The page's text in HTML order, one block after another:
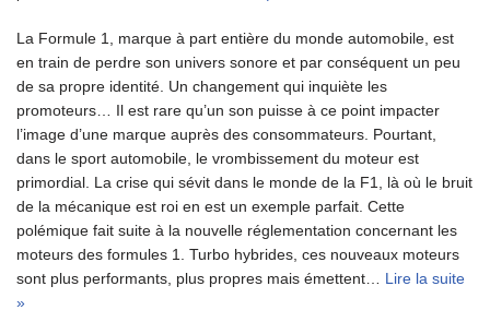
La Formule 1, marque à part entière du monde automobile, est
en train de perdre son univers sonore et par conséquent un peu
de sa propre identité. Un changement qui inquiète les
promoteurs… Il est rare qu’un son puisse à ce point impacter
l’image d’une marque auprès des consommateurs. Pourtant,
dans le sport automobile, le vrombissement du moteur est
primordial. La crise qui sévit dans le monde de la F1, là où le bruit
de la mécanique est roi en est un exemple parfait. Cette
polémique fait suite à la nouvelle réglementation concernant les
moteurs des formules 1. Turbo hybrides, ces nouveaux moteurs
sont plus performants, plus propres mais émettent… Lire la suite
»